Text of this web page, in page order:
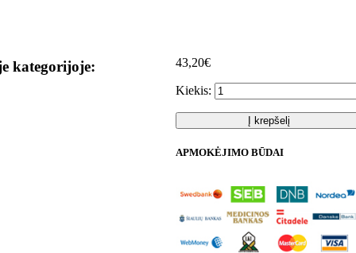
43,20€
Kiekis:
Į krepšelį
APMOKĖJIMO BŪDAI
kategorijoje: